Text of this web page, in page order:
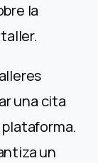
la
una cita
un